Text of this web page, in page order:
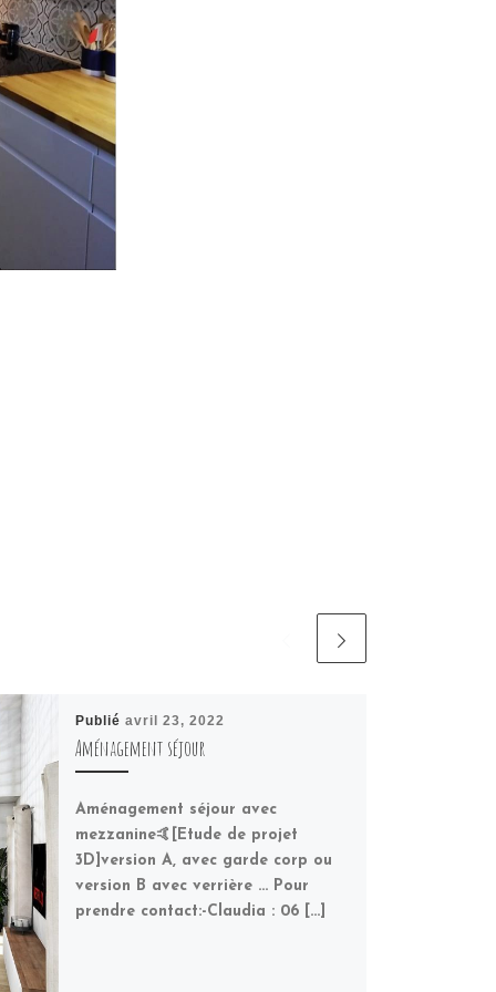
Publié avril 23, 2022
Aménagement séjour
Aménagement séjour avec
mezzanine🤙[Etude de projet
3D]version A, avec garde corp ou
version B avec verrière … Pour
prendre contact:-Claudia : 06 […]